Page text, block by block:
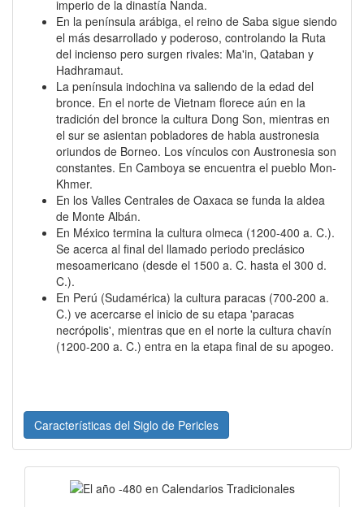
imperio de la dinastía Nanda.
En la península arábiga, el reino de Saba sigue siendo
el más desarrollado y poderoso, controlando la Ruta
del incienso pero surgen rivales: Ma'in, Qataban y
Hadhramaut.
La península indochina va saliendo de la edad del
bronce. En el norte de Vietnam florece aún en la
tradición del bronce la cultura Dong Son, mientras en
el sur se asientan pobladores de habla austronesia
oriundos de Borneo. Los vínculos con Austronesia son
constantes. En Camboya se encuentra el pueblo Mon-
Khmer.
En los Valles Centrales de Oaxaca se funda la aldea
de Monte Albán.
En México termina la cultura olmeca (1200-400 a. C.).
Se acerca al final del llamado periodo preclásico
mesoamericano (desde el 1500 a. C. hasta el 300 d.
C.).
En Perú (Sudamérica) la cultura paracas (700-200 a.
C.) ve acercarse el inicio de su etapa 'paracas
necrópolis', mientras que en el norte la cultura chavín
(1200-200 a. C.) entra en la etapa final de su apogeo.
Características del Siglo de Pericles